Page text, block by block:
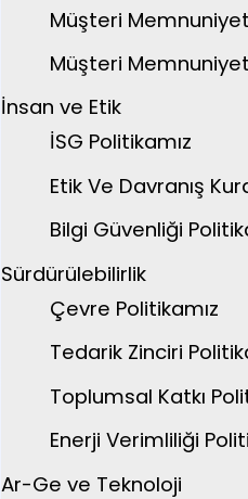
Müşteri
Müşteri
İnsan ve Etik
İSG Politikamız
Etik Ve Davranış
Bilgi Güvenliği
Sürdürülebilirlik
Çevre Politikamız
Tedarik Zinciri
Toplumsal Katkı
Enerji Verimliliği
Ar-Ge ve Teknoloji